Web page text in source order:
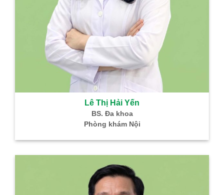
Lê Thị Hải Yến
BS. Đa khoa
Phòng khám Nội